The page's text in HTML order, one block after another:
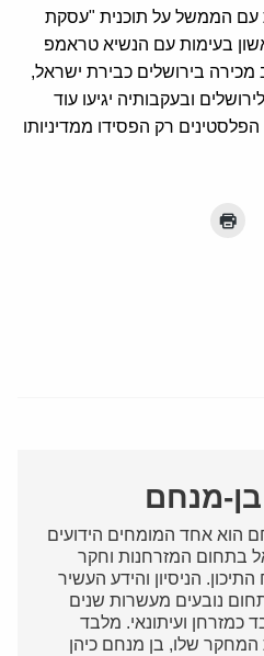
עם הממשל על תוכנית "עסקת
בעימות עם הנשיא טראמפ
בירושלים כבירת ישראל,
ובעקבותיה יגיעו עוד
רק הפסידו ממדיניותו
בן-מנחם
הוא אחד המומחים הידועים
בתחום המזרחנות וחקר
הניסיון והידע העשיר
נובעים מעשרות שנים
כמזרחן ועיתונאי. מלבד
המחקר שלו, בן מנחם כיהן